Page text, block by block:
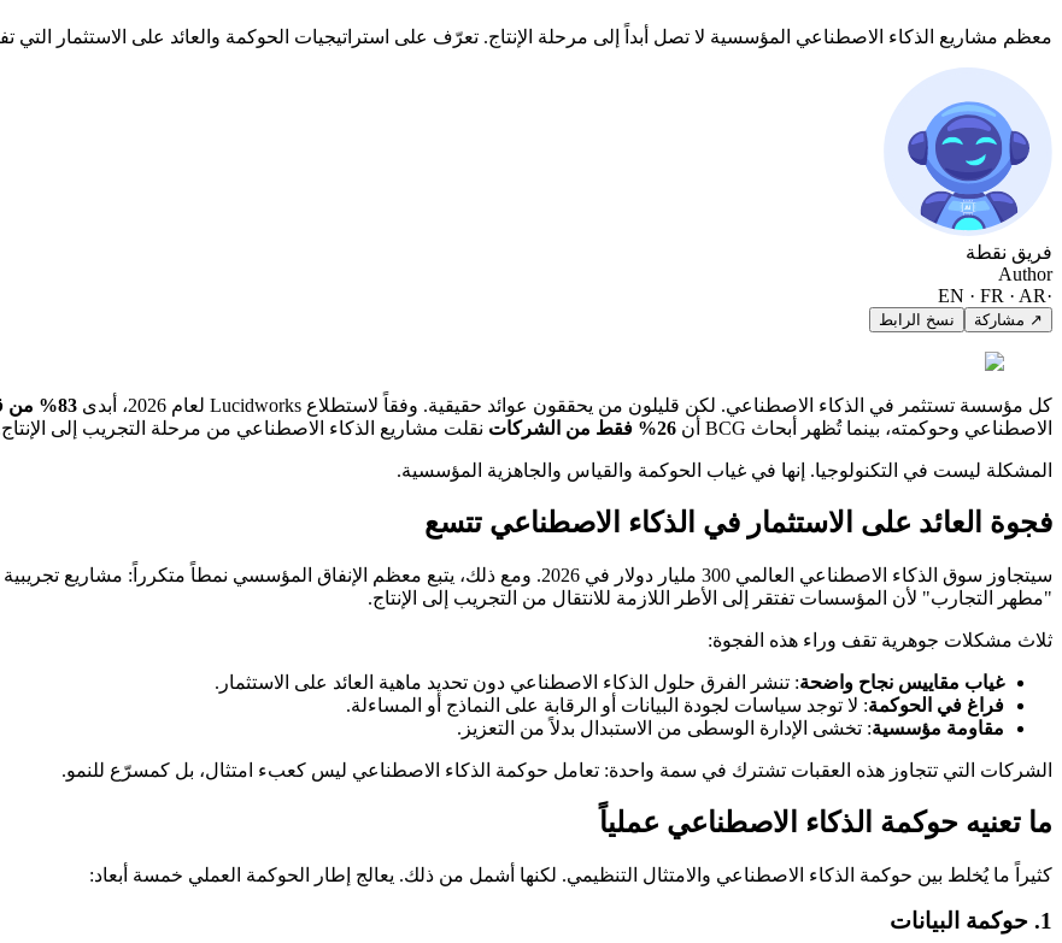
معظم مشاريع الذكاء الاصطناعي المؤسسية لا تصل أبداً إلى مرحلة الإنتاج. تعرّف على استراتيجيات الحوكمة والعائد على الاستثمار
فريق نقطة
Author
·
EN · FR · AR
↗ مشاركة نسخ الرابط
كل مؤسسة تستثمر في الذكاء الاصطناعي. لكن قليلون من يحققون عوائد حقيقية. وفقاً لاستطلاع Lucidworks لعام 2026، أبدى 83% من قادة الذكاء الاصطناعي قلقاً كبيراً أو شديداً
الاصطناعي وحوكمته، بينما تُظهر أبحاث BCG أن
26% فقط من الشركات نقلت مشاريع الذكاء الاصطناعي من مرحلة التجريب إلى
المشكلة ليست في التكنولوجيا. إنها في غياب الحوكمة والقياس والجاهزية المؤسسية.
فجوة العائد على الاستثمار في الذكاء الاصطناعي تتسع
سيتجاوز سوق الذكاء الاصطناعي العالمي 300 مليار دولار في 2026. ومع ذلك، يتبع معظم الإنفاق
"مطهر التجارب" لأن المؤسسات تفتقر إلى الأطر اللازمة للانتقال من التجريب إلى الإنتاج.
ثلاث مشكلات جوهرية تقف وراء هذه الفجوة:
غياب مقاييس نجاح واضحة: تنشر الفرق حلول الذكاء الاصطناعي دون تحديد ماهية العائد على الاستثمار.
فراغ في الحوكمة: لا توجد سياسات لجودة البيانات أو الرقابة على النماذج أو المساءلة.
مقاومة مؤسسية: تخشى الإدارة الوسطى من الاستبدال بدلاً من التعزيز.
الشركات التي تتجاوز هذه العقبات تشترك في سمة واحدة: تعامل حوكمة الذكاء الاصطناعي ليس كعبء امتثال، بل كمسرّع للنمو.
ما تعنيه حوكمة الذكاء الاصطناعي عملياً
كثيراً ما يُخلط بين حوكمة الذكاء الاصطناعي والامتثال التنظيمي. لكنها أشمل من ذلك. يعالج إطار الحوكمة العملي خمسة أبعاد:
1. حوكمة البيانات